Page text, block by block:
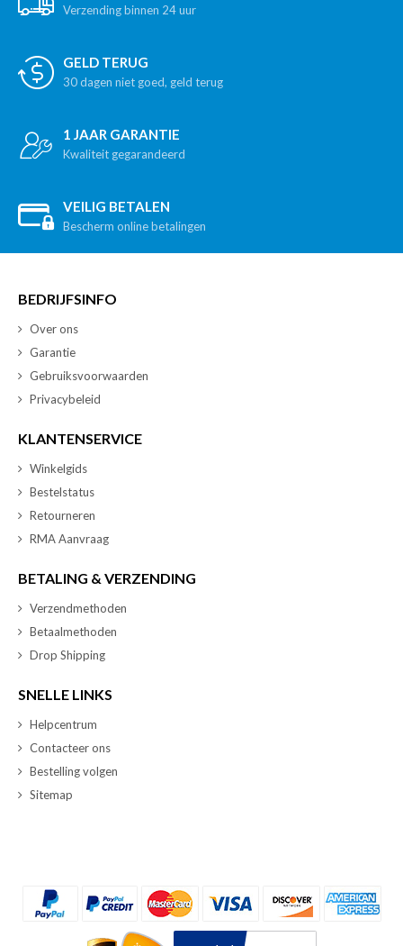
Verzending binnen 24 uur
GELD TERUG
30 dagen niet goed, geld terug
1 JAAR GARANTIE
Kwaliteit gegarandeerd
VEILIG BETALEN
Bescherm online betalingen
BEDRIJFSINFO
Over ons
Garantie
Gebruiksvoorwaarden
Privacybeleid
KLANTENSERVICE
Winkelgids
Bestelstatus
Retourneren
RMA Aanvraag
BETALING & VERZENDING
Verzendmethoden
Betaalmethoden
Drop Shipping
SNELLE LINKS
Helpcentrum
Contacteer ons
Bestelling volgen
Sitemap